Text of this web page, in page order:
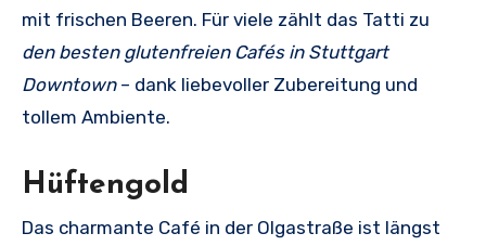
mit frischen Beeren. Für viele zählt das Tatti zu
den besten glutenfreien Cafés in Stuttgart
Downtown– dank liebevoller Zubereitung und
tollem Ambiente.
Hüftengold
Das charmante Café in der Olgastraße ist längst